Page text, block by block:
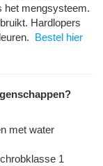
het mengsysteem.
Hardlopers
Bestel hier
met water
1